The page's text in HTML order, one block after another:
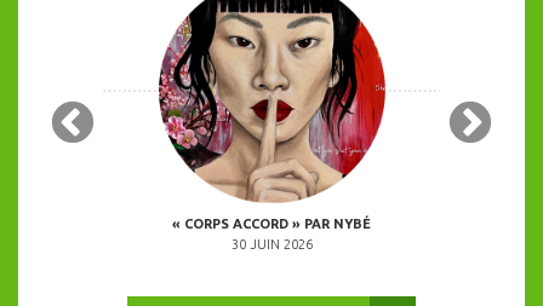
« CORPS ACCORD » PAR NYBÉ
30 JUIN 2026